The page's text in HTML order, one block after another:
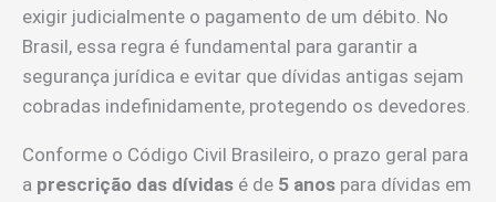
exigir judicialmente o pagamento de um débito. No
Brasil, essa regra é fundamental para garantir a
segurança jurídica e evitar que dívidas antigas sejam
cobradas indefinidamente, protegendo os devedores.
Conforme o Código Civil Brasileiro, o prazo geral para
a prescrição das dívidas é de 5 anos para dívidas em